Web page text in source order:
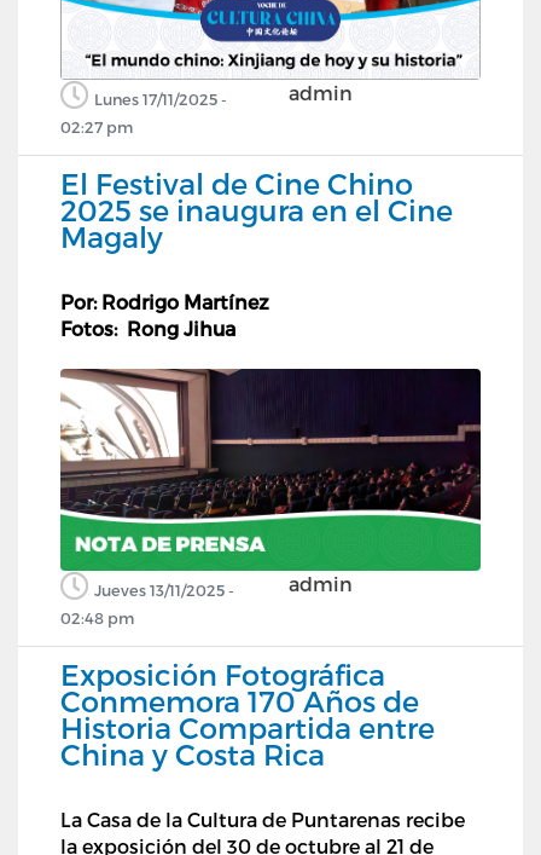
Lunes 17/11/2025 -
02:27 pm
admin
El Festival de Cine Chino
2025 se inaugura en el Cine
Magaly
Por: Rodrigo Martínez
Fotos: Rong Jihua
Jueves 13/11/2025 -
02:48 pm
admin
Exposición Fotográfica
Conmemora 170 Años de
Historia Compartida entre
China y Costa Rica
La Casa de la Cultura de Puntarenas recibe
la exposición del 30 de octubre al 21 de